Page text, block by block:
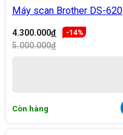
Máy scan Brother DS-620
4.300.000đ -14%
5.000.000đ
Còn hàng